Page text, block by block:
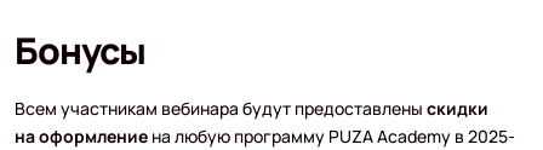
Бонусы
Всем участникам вебинара будут предоставлены скидки
на оформлениена любую программу PUZA Academy в 2025-